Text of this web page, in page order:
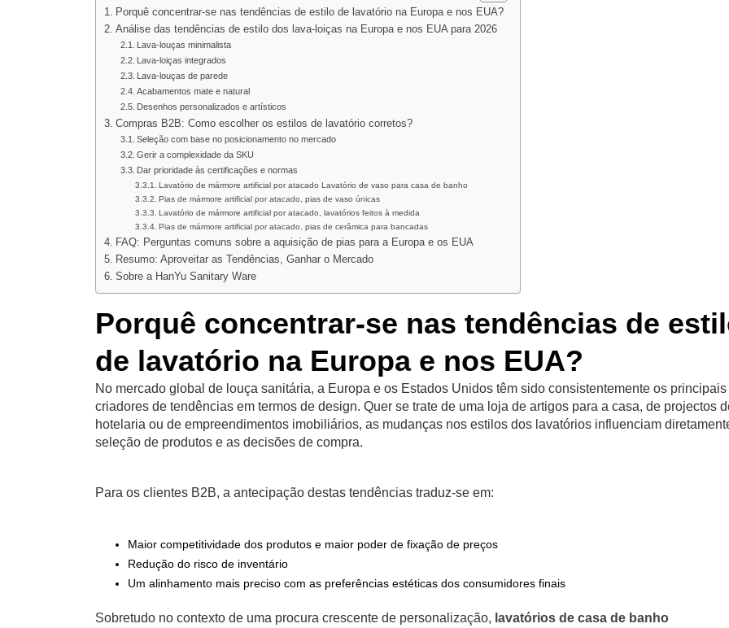
Porquê concentrar-se nas tendências de estilo de lavatório na Europa e nos EUA?
Análise das tendências de estilo dos lava-loiças na Europa e nos EUA para 2026
Lava-louças minimalista
Lava-loiças integrados
Lava-louças de parede
Acabamentos mate e natural
Desenhos personalizados e artísticos
Compras B2B: Como escolher os estilos de lavatório corretos?
Seleção com base no posicionamento no mercado
Gerir a complexidade da SKU
Dar prioridade às certificações e normas
Lavatório de mármore artificial por atacado Lavatório de vaso para casa de banho
Pias de mármore artificial por atacado, pias de vaso únicas
Lavatório de mármore artificial por atacado, lavatórios feitos à medida
Pias de mármore artificial por atacado, pias de cerâmica para bancadas
FAQ: Perguntas comuns sobre a aquisição de pias para a Europa e os EUA
Resumo: Aproveitar as Tendências, Ganhar o Mercado
Sobre a HanYu Sanitary Ware
Porquê concentrar-se nas tendências de
de lavatório na Europa e nos EUA?
No mercado global de louça sanitária, a Europa e os Estados Unidos têm sido consistentemente os principais
criadores de tendências em termos de design. Quer se trate de uma loja de artigos para a casa, de projectos
hotelaria ou de empreendimentos imobiliários, as mudanças nos estilos dos lavatórios influenciam
seleção de produtos e as decisões de compra.
Para os clientes B2B, a antecipação destas tendências traduz-se em:
Maior competitividade dos produtos e maior poder de fixação de preços
Redução do risco de inventário
Um alinhamento mais preciso com as preferências estéticas dos consumidores finais
Sobretudo no contexto de uma procura crescente de personalização, lavatórios de casa de banho